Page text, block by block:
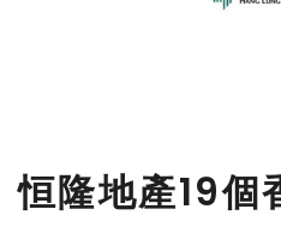
恒隆地產19個